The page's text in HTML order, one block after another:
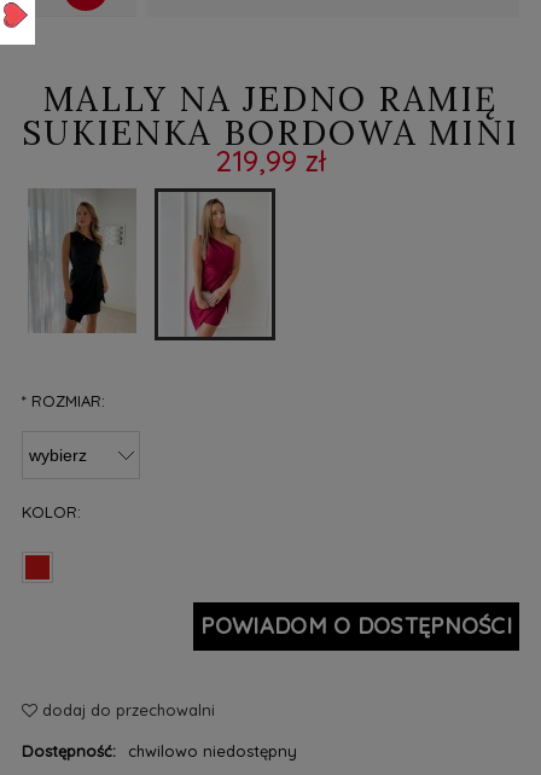
MALLY NA JEDNO RAMIĘ
SUKIENKA BORDOWA MINI
219,99 zł
*ROZMIAR:
KOLOR:
POWIADOM O DOSTĘPNOŚCI
dodaj do przechowalni
Dostępność: chwilowo niedostępny